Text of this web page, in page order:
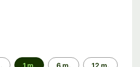
1 m. 6 m. 12 m.